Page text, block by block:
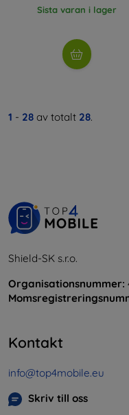
Sista varan i lager
1 - 28 av totalt 28.
Shield-SK s.r.o.
Organisationsnummer:
Kontakt
info@top4mobile.eu
Skriv till oss